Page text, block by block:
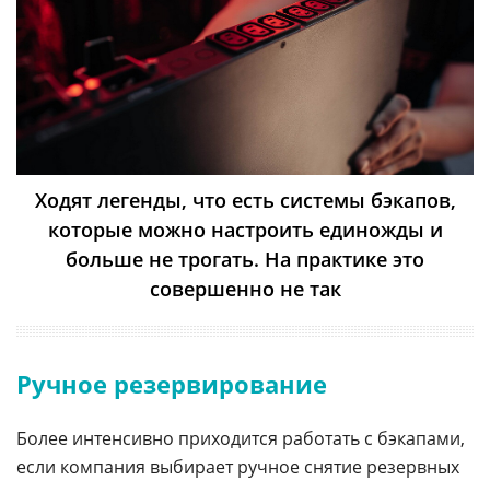
Ходят легенды, что есть системы бэкапов,
которые можно настроить единожды и
больше не трогать. На практике это
совершенно не так
Ручное резервирование
Более интенсивно приходится работать с бэкапами,
если компания выбирает ручное снятие резервных